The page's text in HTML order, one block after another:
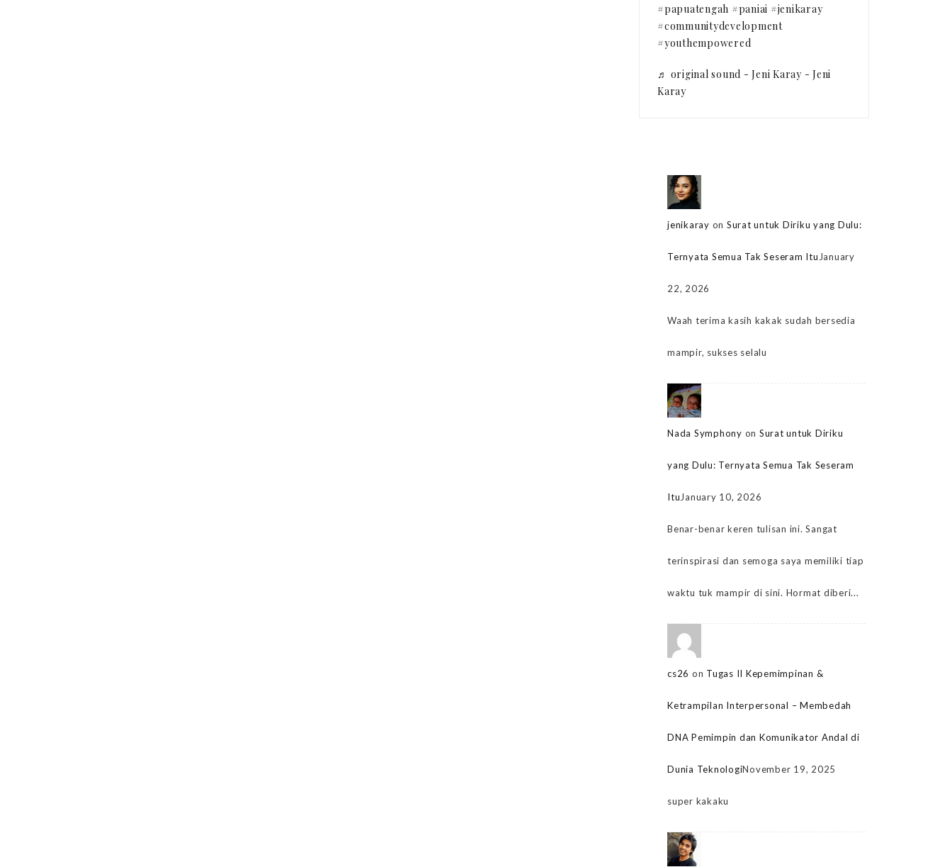
#papuatengah #paniai #jenikaray
#communitydevelopment
#youthempowered
♬ original sound - Jeni Karay - Jeni
Karay
jenikaray on Surat untuk Diriku yang Dulu:
Ternyata Semua Tak Seseram Itu January
22, 2026
Waah terima kasih kakak sudah bersedia
mampir, sukses selalu
Nada Symphony on Surat untuk Diriku
yang Dulu: Ternyata Semua Tak Seseram
Itu January 10, 2026
Benar-benar keren tulisan ini. Sangat
terinspirasi dan semoga saya memiliki tiap
waktu tuk mampir di sini. Hormat diberi...
cs26 on Tugas II Kepemimpinan &
Ketrampilan Interpersonal – Membedah
DNA Pemimpin dan Komunikator Andal di
Dunia TeknologiNovember 19, 2025
super kakaku